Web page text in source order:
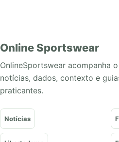
Online Sportswear
OnlineSportswear acompanha
notícias, dados, contexto e
praticantes.
Notícias